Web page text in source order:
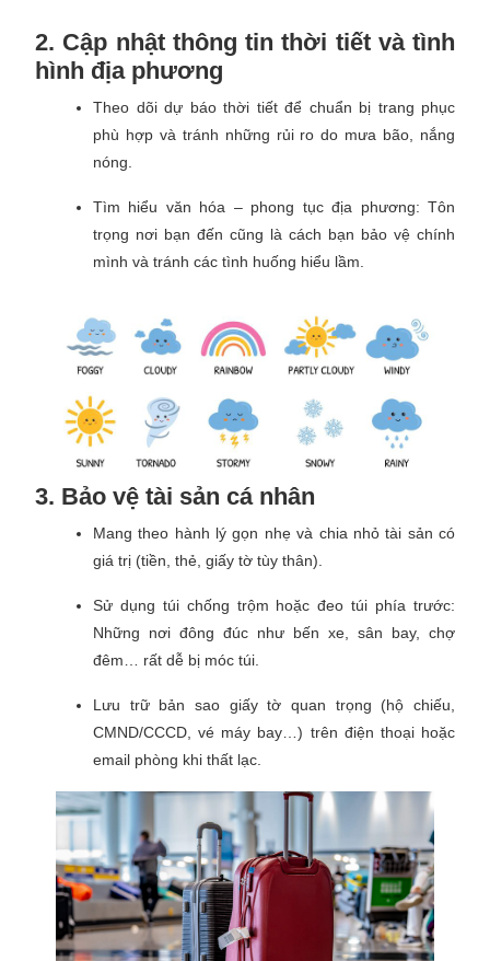
2. Cập nhật thông tin thời tiết và tình
hình địa phương
Theo dõi dự báo thời tiết để chuẩn bị trang phục
phù hợp và tránh những rủi ro do mưa bão, nắng
nóng.
Tìm hiểu văn hóa – phong tục địa phương: Tôn
trọng nơi bạn đến cũng là cách bạn bảo vệ chính
mình và tránh các tình huống hiểu lầm.
3. Bảo vệ tài sản cá nhân
Mang theo hành lý gọn nhẹ và chia nhỏ tài sản có
giá trị (tiền, thẻ, giấy tờ tùy thân).
Sử dụng túi chống trộm hoặc đeo túi phía trước:
Những nơi đông đúc như bến xe, sân bay, chợ
đêm… rất dễ bị móc túi.
Lưu trữ bản sao giấy tờ quan trọng (hộ chiếu,
CMND/CCCD, vé máy bay…) trên điện thoại hoặc
email phòng khi thất lạc.